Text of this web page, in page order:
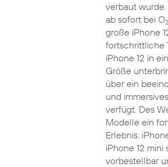
verbaut
ab sofort bei O2
große iPhone
fortschrittliche
iPhone 12 in
Größe
über ein
und
verfügt. Des
Modelle ein
Erlebnis.
iPhone 12 mini
vorbestellbar